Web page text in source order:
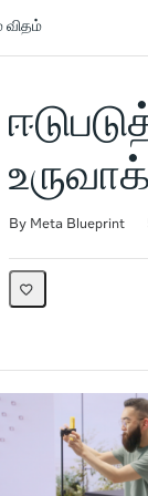
விதம்
By Meta Blueprint
Duration
Difficulty
Average rating: 0
No reviews